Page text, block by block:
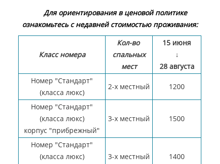
Для ориентирования в ценовой политике
ознакомьтесь с недавней стоимостью проживания:
Класс номера
Кол-во
спальных
мест
15 июня
↓
28 августа
Номер "Стандарт"
(класса люкс)
2-х местный 1200
Номер "Стандарт"
(класса люкс)
корпус "прибрежный"
3-х местный 1500
Номер "Стандарт"
(класса люкс)
3-х местный 1400